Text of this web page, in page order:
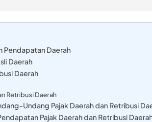
Pendapatan Daerah
Daerah
Daerah
Retribusi Daerah
Undang Pajak Daerah dan Retribusi
Pajak Daerah dan Retribusi